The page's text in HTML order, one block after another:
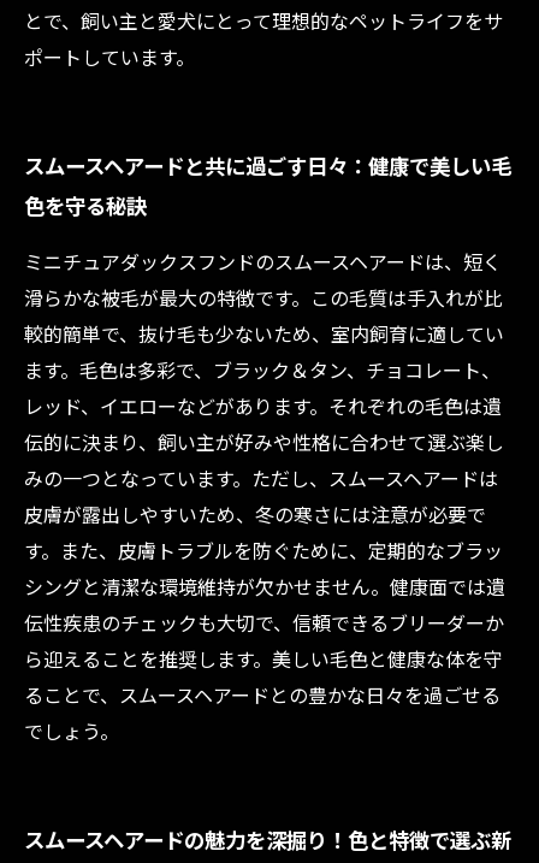
とで、飼い主と愛犬にとって理想的なペットライフをサ
ポートしています。
スムースヘアードと共に過ごす日々：健康で美しい毛
色を守る秘訣
ミニチュアダックスフンドのスムースヘアードは、短く
滑らかな被毛が最大の特徴です。この毛質は手入れが比
較的簡単で、抜け毛も少ないため、室内飼育に適してい
ます。毛色は多彩で、ブラック＆タン、チョコレート、
レッド、イエローなどがあります。それぞれの毛色は遺
伝的に決まり、飼い主が好みや性格に合わせて選ぶ楽し
みの一つとなっています。ただし、スムースヘアードは
皮膚が露出しやすいため、冬の寒さには注意が必要で
す。また、皮膚トラブルを防ぐために、定期的なブラッ
シングと清潔な環境維持が欠かせません。健康面では遺
伝性疾患のチェックも大切で、信頼できるブリーダーか
ら迎えることを推奨します。美しい毛色と健康な体を守
ることで、スムースヘアードとの豊かな日々を過ごせる
でしょう。
スムースヘアードの魅力を深掘り！色と特徴で選ぶ新